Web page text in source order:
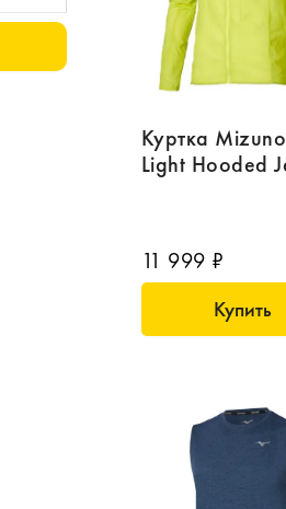
Куртка
Light Hooded
11 999 ₽
Купить